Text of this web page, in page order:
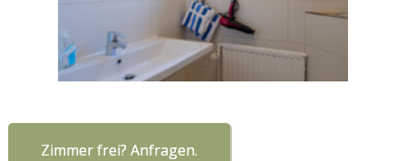
Zimmer frei? Anfragen.